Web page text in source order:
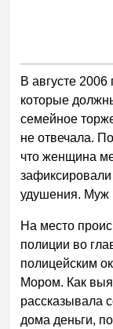
В августе 2006
которые
семейное
не отвечала.
что женщина
удушения. Муж
На место
полиции во
полицейским
Мором. Как
рассказывала
дома деньги,